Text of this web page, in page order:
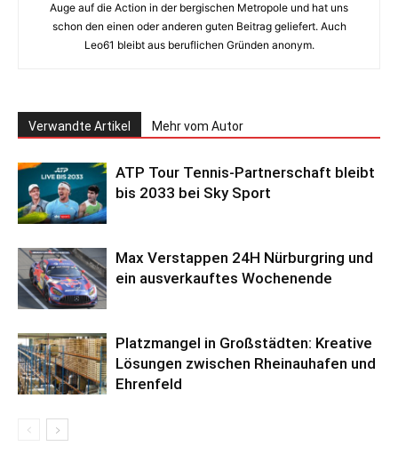
Auge auf die Action in der bergischen Metropole und hat uns
schon den einen oder anderen guten Beitrag geliefert. Auch
Leo61 bleibt aus beruflichen Gründen anonym.
Verwandte Artikel Mehr vom Autor
ATP Tour Tennis-Partnerschaft bleibt
bis 2033 bei Sky Sport
Max Verstappen 24H Nürburgring und
ein ausverkauftes Wochenende
Platzmangel in Großstädten: Kreative
Lösungen zwischen Rheinauhafen und
Ehrenfeld